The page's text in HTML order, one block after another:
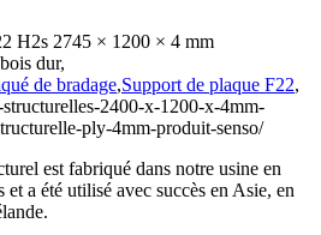
H2s 2745 × 1200 × 4 mm
dur,
de bradage,Support de plaque F22,
est fabriqué dans notre usine en
a été utilisé avec succès en Asie, en